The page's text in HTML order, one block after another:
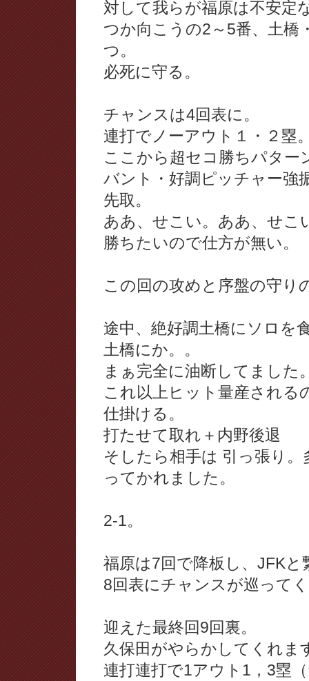
対して我らが福原は不安定
つか向こうの2～5番、土橋
つ。
必死に守る。
チャンスは4回表に。
連打でノーアウト１・２塁
ここから超セコ勝ちパター
バント・好調ピッチャー強
先取。
ああ、せこい。ああ、せこ
勝ちたいので仕方が無い。
この回の攻めと序盤の守り
途中、絶好調土橋にソロを
土橋にか。。
まぁ完全に油断してました
これ以上ヒット量産される
仕掛ける。
打たせて取れ＋内野後退
そしたら相手は 引っ張り
ってかれました。
2-1。
福原は7回で降板し、JFKと
8回表にチャンスが巡って
迎えた最終回9回裏。
久保田がやらかしてくれま
連打連打で1アウト1，3塁